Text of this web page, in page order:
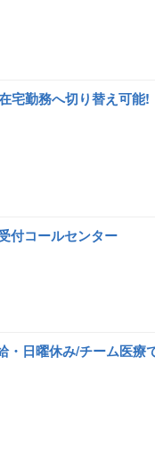
宅勤務へ切り替え可能!
付コールセンター
・日曜休み/チーム医療